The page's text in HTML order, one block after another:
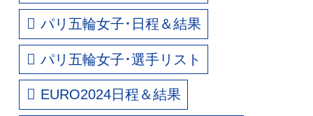
パリ五輪女子･日程＆結果
パリ五輪女子･選手リスト
EURO2024日程＆結果